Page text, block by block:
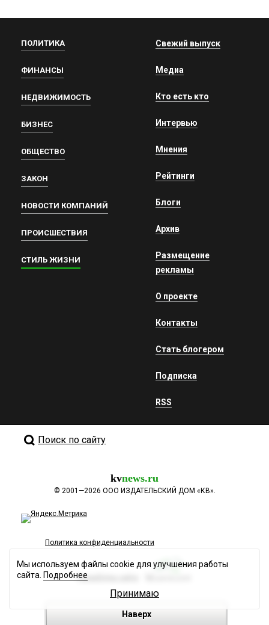
ПОЛИТИКА
ФИНАНСЫ
НЕДВИЖИМОСТЬ
БИЗНЕС
ОБЩЕСТВО
ЗАКОН
НОВОСТИ КОМПАНИЙ
ПРОИСШЕСТВИЯ
СТИЛЬ ЖИЗНИ
Свежий выпуск
Медиа
Кто есть кто
Интервью
Мнения
Рейтинги
Блоги
Архив
Размещение
рекламы
О проекте
Контакты
Стать блогером
Подписка
RSS
Поиск по сайту
kvnews.ru
© 2001—2026 ООО ИЗДАТЕЛЬСКИЙ ДОМ «КВ».
Политика конфиденциальности
Разработка сайта
Наверх
Мы используем файлы cookie для улучшения работы
сайта. Подробнее
Принимаю